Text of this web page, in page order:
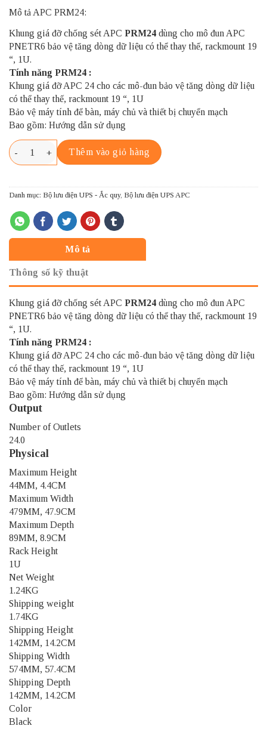
Mô tả APC PRM24:
Khung giá đỡ chống sét APC PRM24 dùng cho mô đun APC
PNETR6 bảo vệ tăng dòng dữ liệu có thể thay thế, rackmount 19
“, 1U.
Tính năng PRM24 :
Khung giá đỡ APC 24 cho các mô-đun bảo vệ tăng dòng dữ liệu
có thể thay thế, rackmount 19 “, 1U
Bảo vệ máy tính để bàn, máy chủ và thiết bị chuyển mạch
Bao gồm: Hướng dẫn sử dụng
APC PRM24 số lượng
Thêm vào giỏ hàng
Danh mục: Bộ lưu điện UPS - Ắc quy, Bộ lưu điện UPS APC
Mô tả
Thông số kỹ thuật
Khung giá đỡ chống sét APC PRM24 dùng cho mô đun APC
PNETR6 bảo vệ tăng dòng dữ liệu có thể thay thế, rackmount 19
“, 1U.
Tính năng PRM24 :
Khung giá đỡ APC 24 cho các mô-đun bảo vệ tăng dòng dữ liệu
có thể thay thế, rackmount 19 “, 1U
Bảo vệ máy tính để bàn, máy chủ và thiết bị chuyển mạch
Bao gồm: Hướng dẫn sử dụng
Output
Number of Outlets
24.0
Physical
Maximum Height
44MM, 4.4CM
Maximum Width
479MM, 47.9CM
Maximum Depth
89MM, 8.9CM
Rack Height
1U
Net Weight
1.24KG
Shipping weight
1.74KG
Shipping Height
142MM, 14.2CM
Shipping Width
574MM, 57.4CM
Shipping Depth
142MM, 14.2CM
Color
Black